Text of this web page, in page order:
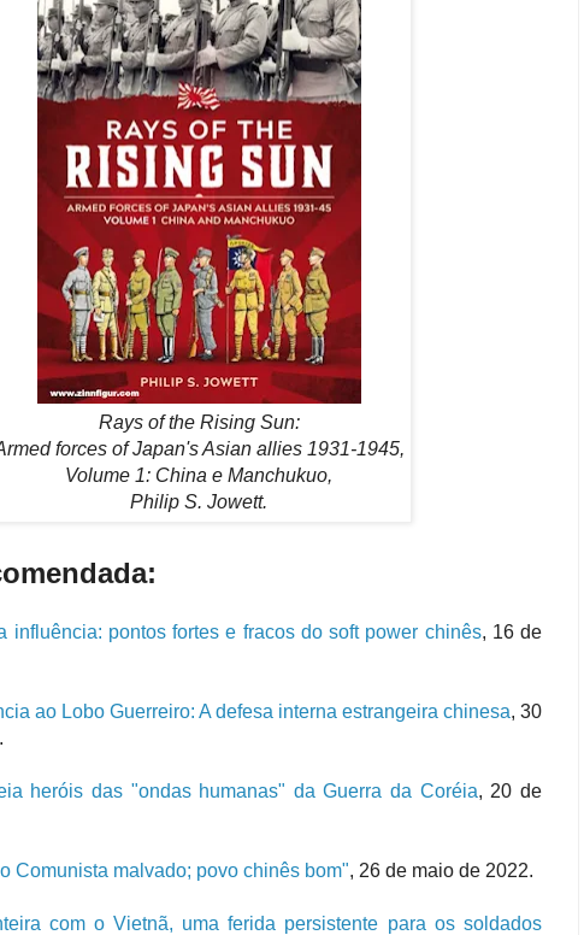
Rays of the Rising Sun:
forces of Japan's Asian allies 1931-1945,
Volume 1: China e Manchukuo,
Philip S. Jowett.
influência: pontos fortes e fracos do soft power chinês, 16 de
ao Lobo Guerreiro: A defesa interna estrangeira chinesa, 30
heróis das "ondas humanas" da Guerra da Coréia, 20 de
Comunista malvado; povo chinês bom", 26 de maio de 2022.
com o Vietnã, uma ferida persistente para os soldados